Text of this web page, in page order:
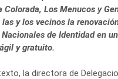
Colorada, Los Menucos y
y los vecinos la
de Identidad en
y gratuito.
la directora de